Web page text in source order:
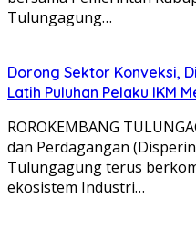
Tulungagung…
Dorong Sektor Konveksi,
Latih Puluhan Pelaku IKM
​ROROKEMBANG
dan Perdagangan
Tulungagung terus
ekosistem Industri…